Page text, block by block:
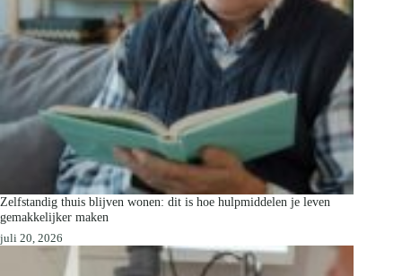
Zelfstandig thuis blijven wonen: dit is hoe hulpmiddelen je leven
gemakkelijker maken
juli 20, 2026